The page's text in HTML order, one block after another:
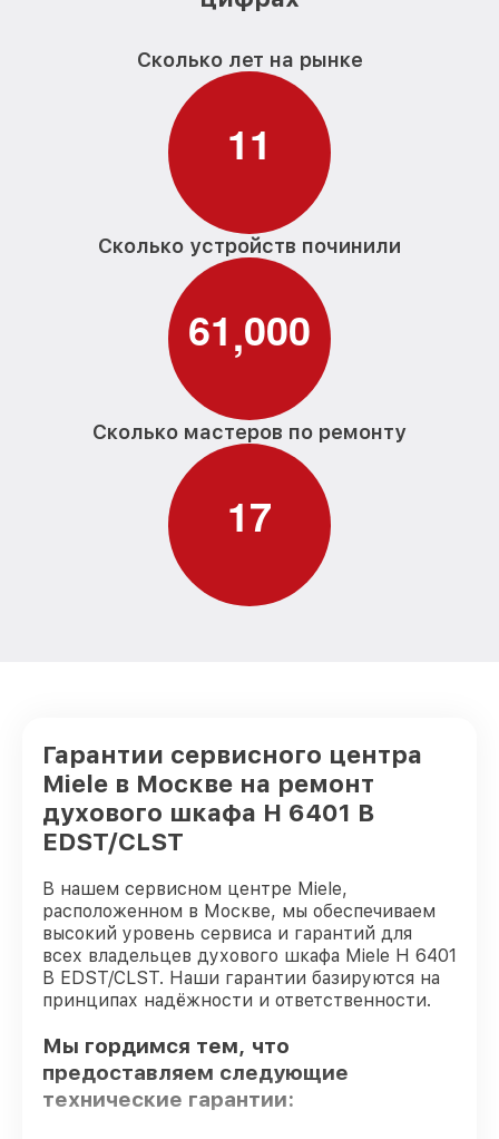
Сколько лет на рынке
11
Сколько устройств починили
61,000
Сколько мастеров по ремонту
17
Гарантии сервисного центра
Miele в Москве на ремонт
духового шкафа H 6401 B
EDST/CLST
В нашем сервисном центре Miele,
расположенном в Москве, мы обеспечиваем
высокий уровень сервиса и гарантий для
всех владельцев духового шкафа Miele H 6401
B EDST/CLST. Наши гарантии базируются на
принципах надёжности и ответственности.
Мы гордимся тем, что
предоставляем следующие
технические гарантии: